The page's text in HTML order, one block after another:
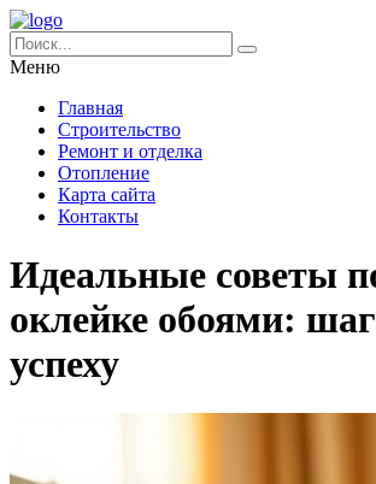
Меню
Главная
Строительство
Ремонт и отделка
Отопление
Карта сайта
Контакты
Идеальные советы
оклейке обоями:
успеху